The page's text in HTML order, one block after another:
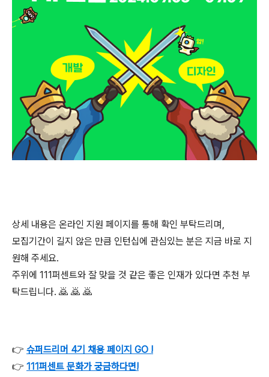
상세 내용은 온라인 지원 페이지를 통해 확인 부탁드리며,
모집기간이 길지 않은 만큼 인턴십에 관심있는 분은 지금 바로 지
원해 주세요.
주위에 111퍼센트와 잘 맞을 것 같은 좋은 인재가 있다면 추천 부
탁드립니다. 🙇 🙇 🙇
👉 슈퍼드리머 4기 채용 페이지 GO !
👉 111퍼센트 문화가 궁금하다면!